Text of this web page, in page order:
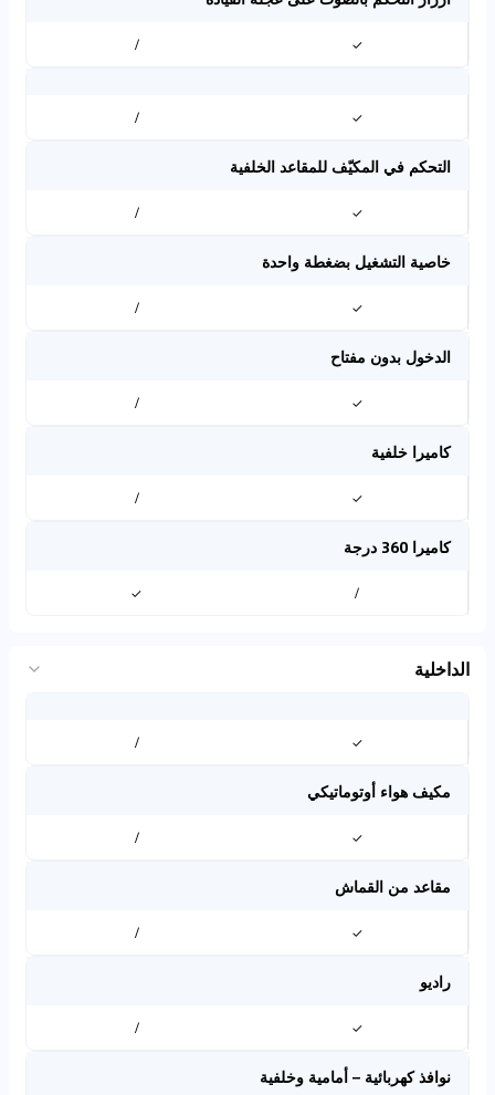
✓
/
✓
/
التحكم في المكيّف للمقاعد الخلفية
✓
/
خاصية التشغيل بضغطة واحدة
✓
/
الدخول بدون مفتاح
✓
/
كاميرا خلفية
✓
/
كاميرا 360 درجة
/
✓
الداخلية
✓
/
مكيف هواء أوتوماتيكي
✓
/
مقاعد من القماش
✓
/
راديو
✓
/
نوافذ كهربائية – أمامية وخلفية